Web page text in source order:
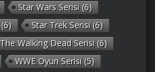
Star Wars Serisi (6)
(6) Star Trek Serisi (6)
The Walking Dead Serisi (6)
WWE Oyun Serisi (5)